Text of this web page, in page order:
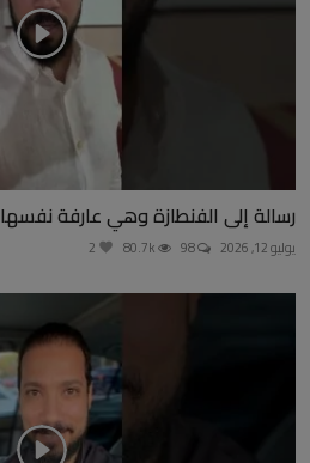
رسالة إلى الفنطازة وهي عارفة نفسها
يوليو 12, 2026